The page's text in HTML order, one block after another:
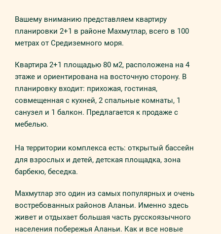
Вашему вниманию представляем квартиру
планировки 2+1 в районе Махмутлар, всего в 100
метрах от Средиземного моря.
Квартира 2+1 площадью 80 м2, расположена на 4
этаже и ориентирована на восточную сторону. В
планировку входит: прихожая, гостиная,
совмещенная с кухней, 2 спальные комнаты, 1
санузел и 1 балкон. Предлагается к продаже с
мебелью.
На территории комплекса есть: открытый бассейн
для взрослых и детей, детская площадка, зона
барбекю, беседка.
Махмутлар это один из самых популярных и очень
востребованных районов Аланьи. Именно здесь
живет и отдыхает большая часть русскоязычного
населения побережья Аланьи. Как и все новые